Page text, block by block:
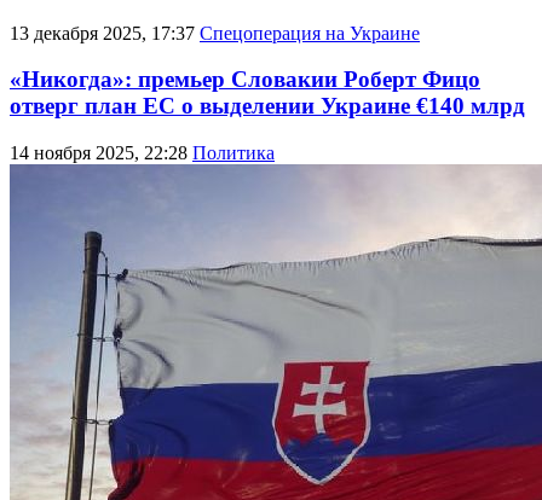
13 декабря 2025, 17:37 Спецоперация на Украине
«Никогда»: премьер Словакии Роберт Фицо
отверг план ЕС о выделении Украине €140 млрд
14 ноября 2025, 22:28 Политика